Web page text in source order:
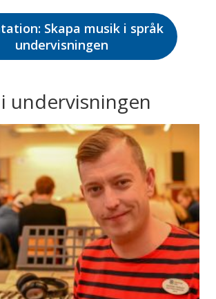
Skapa musik i språk
undervisningen
undervisningen